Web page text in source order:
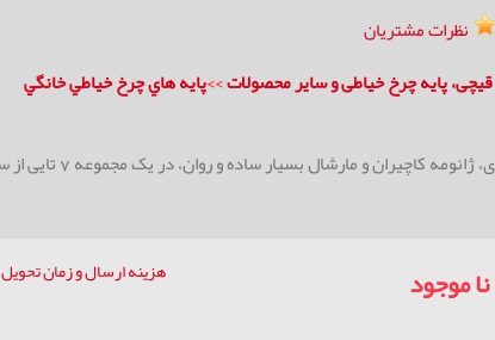
نظرات مشتریان
قیچی، پایه چرخ خیاطی و سایر محصولات>>پايه هاي چرخ خياطي خانگي
نا موجود هزینه ارسال و زمان تحویل